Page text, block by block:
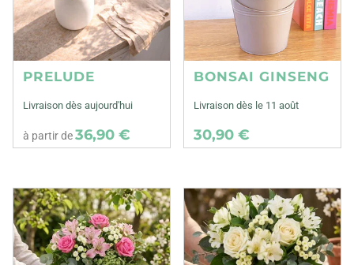
PRELUDE
Livraison dès aujourd'hui
à partir de36,90 €
BONSAI GINSENG
Livraison dès le 11 août
30,90 €